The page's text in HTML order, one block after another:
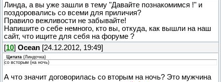
Линда, а вы уже зашли в тему "Давайте познакомимся !" и
поздоровались со всеми для приличия?
Правило вежливости не забывайте!
Напишите о себе немного, кто вы, откуда, как вышли на наш
сайт, что ищите для себя на форуме ?
[10] Ocean [24.12.2012, 19:49]
Цитата (Линдочка)
со всторым (на ночь)
А что значит договорилась со вторым на ночь? Это мужчина